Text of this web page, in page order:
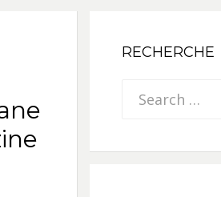
RECHERCHE
Search